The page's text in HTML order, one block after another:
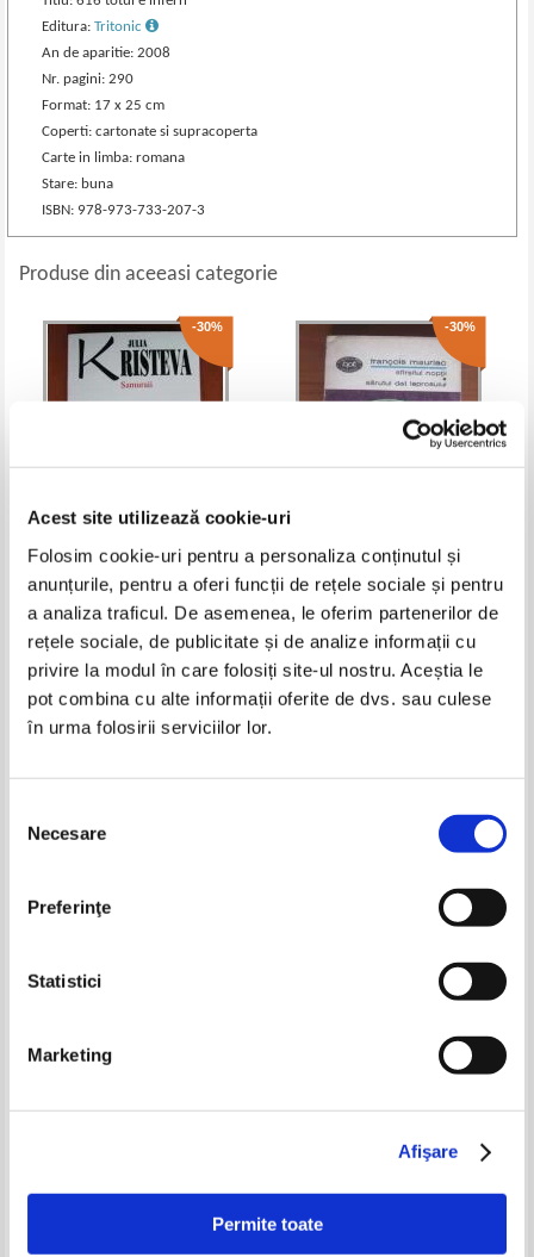
Acest site utilizează cookie-uri
Folosim cookie-uri pentru a personaliza conținutul și
anunțurile, pentru a oferi funcții de rețele sociale și pentru
a analiza traficul. De asemenea, le oferim partenerilor de
rețele sociale, de publicitate și de analize informații cu
privire la modul în care folosiți site-ul nostru. Aceștia le
pot combina cu alte informații oferite de dvs. sau culese
în urma folosirii serviciilor lor.
consimțământului
Necesare
Preferinţe
Statistici
Marketing
Afişare
Permite toate
Editura:Tritonic
An de aparitie: 2008
Nr. pagini: 290
Format: 17 x 25 cm
Coperti: cartonate si supracoperta
Carte in limba: romana
Stare: buna
ISBN: 978-973-733-207-3
Produse din aceeasi categorie
-30%
Julia Kristeva - Samuraii
Adaugă în coș
-30%
Francois Mauriac - Sfarsitul
10,00Lei
Adaugă în coș
-30%
Menelaos Ludemis - Memoria
Adaugă în coș
Erich Maria Remarque - Trei